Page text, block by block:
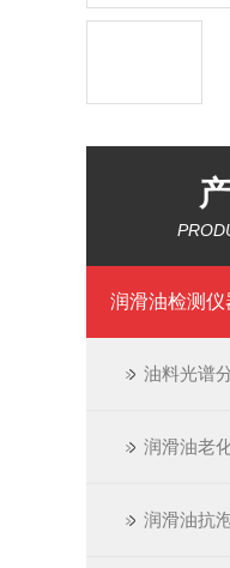
润滑油检测仪
油料光谱
润滑油老
润滑油抗